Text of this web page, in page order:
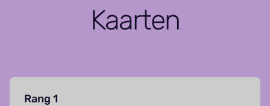
Kaarten
Rang 1